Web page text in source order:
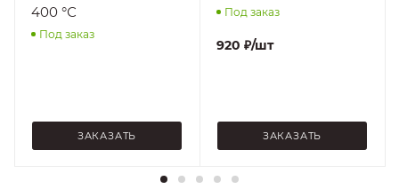
400 °С
Под заказ
ЗАКАЗАТЬ
Под заказ
920 ₽/шт
ЗАКАЗАТЬ